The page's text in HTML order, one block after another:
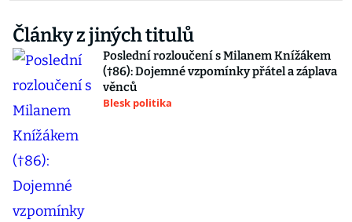
Články z jiných titulů
Poslední rozloučení s Milanem Knížákem
(†86): Dojemné vzpomínky přátel a záplava
věnců
Blesk politika